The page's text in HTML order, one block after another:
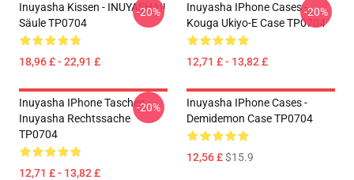
Inuyasha Kissen - INUYASHA!!
Säule TP0704
18,96 £ - 22,91 £
-20%
Inuyasha IPhone Cases -
Kouga Ukiyo-E Case TP0704
12,71 £ - 13,82 £
-20%
Inuyasha IPhone Taschen -
Inuyasha Rechtssache
TP0704
12,71 £ - 13,82 £
-20%
Inuyasha IPhone Cases -
Demidemon Case TP0704
12,56 £$15.9